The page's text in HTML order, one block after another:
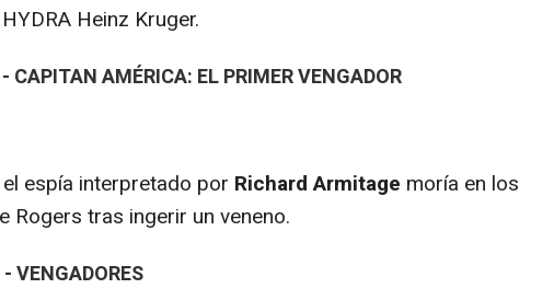
Heinz Kruger.
CAPITAN AMÉRICA: EL PRIMER VENGADOR
espía interpretado por Richard Armitage moría en los
Rogers tras ingerir un veneno.
VENGADORES